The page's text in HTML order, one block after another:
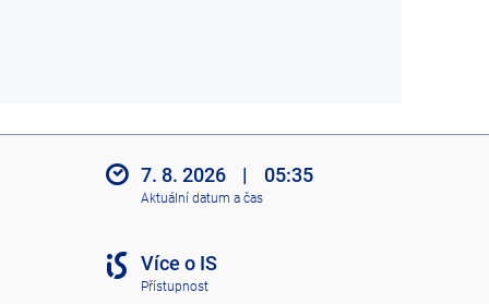
7. 8. 2026 | 05:35
Aktuální datum a čas
Více o IS
Přístupnost